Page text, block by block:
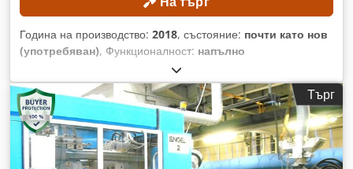
Година на производство: 2018, състояние: почти като нов
(употребяван), Функционалност: напълно
, ТЕХНИЧЕСКИ ДЕТАЙЛИ Датчик за сила: 2
бр. Xforce K Софтуер за изпитване: testControl II и
testXpert III Датчик за сила: Xforce K Усилвател за
измерване: DCSC модул Документация: налична
ДОПЪЛНИТЕЛНИ ТЕХНИЧЕСКИ ДЕТАЙЛИ – съгласно
документацията, без гаранция Максимална изпитвателна
Търг